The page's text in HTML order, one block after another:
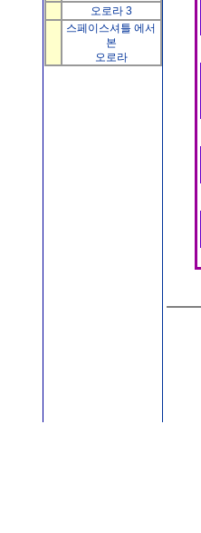
오로라 3
스페이스셔틀 에서
본
오로라